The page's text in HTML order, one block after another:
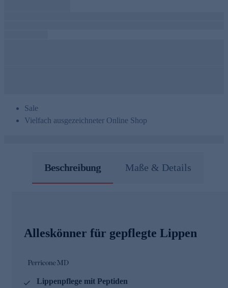
Sale
Vielfach ausgezeichneter Online Shop
Beschreibung Maße & Details
Alleskönner für gepflegte Lippen
Lippenpflege mit Peptiden